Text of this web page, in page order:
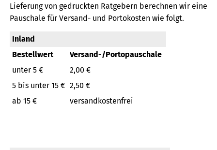
Lieferung von gedruckten Ratgebern berechnen wir eine
Pauschale für Versand- und Portokosten wie folgt.
Inland
Bestellwert
Versand-/Portopauschale
unter 5 €
2,00 €
5 bis unter 15 € 2,50 €
ab 15 €
versandkostenfrei